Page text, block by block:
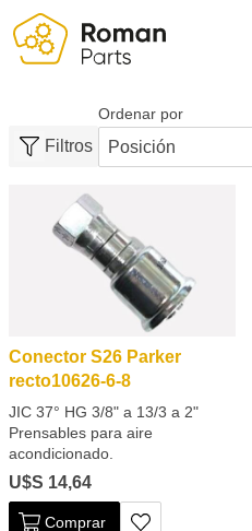
REGISTRO
WISHLIST
Filtros
Ordenar por
Conector S26 Parker
recto10626-6-8
JIC 37° HG 3/8" a 13/3 a 2"
Prensables para aire
acondicionado.
U$S 14,64
Comprar